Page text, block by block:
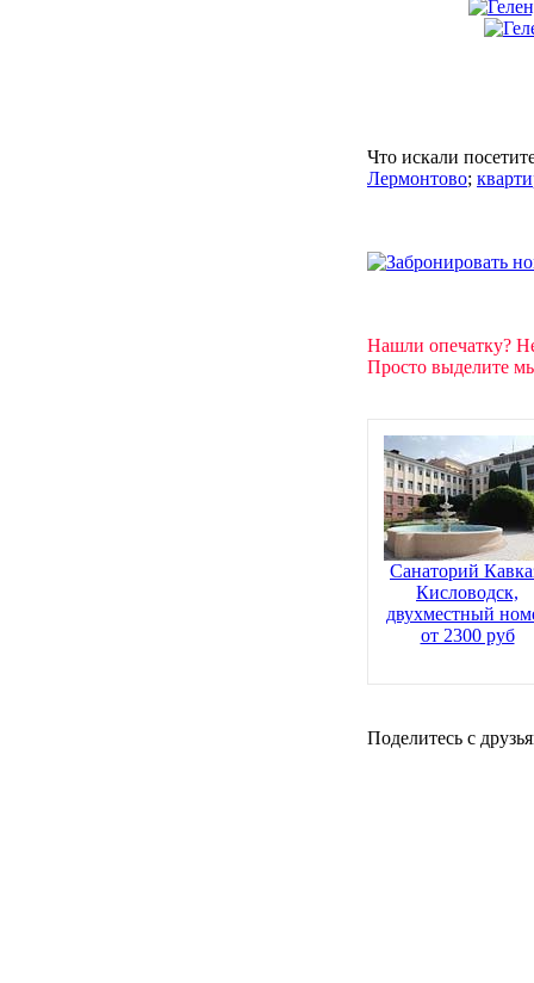
Что искали
Лермонтово;
Нашли опечатку?
Просто выделите
Санаторий
Кисловодск,
двухместный
от 2300 руб
Поделитесь с